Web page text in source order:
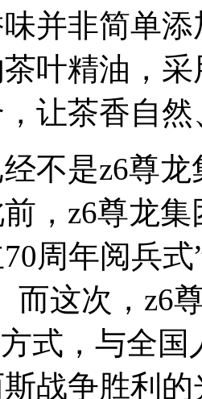
并非简单
叶精油，
让茶香自
不是z6尊
，z6尊龙
周年阅兵
而这次，z6
式，与全
战争胜利